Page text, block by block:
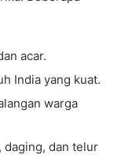
acar.
India yang kuat.
warga
daging, dan telur